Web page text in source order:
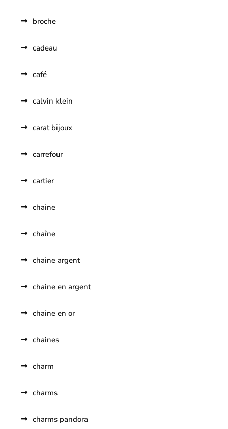
broche
cadeau
café
calvin klein
carat bijoux
carrefour
cartier
chaine
chaîne
chaine argent
chaine en argent
chaine en or
chaines
charm
charms
charms pandora